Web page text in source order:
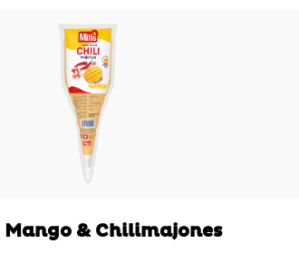
& Chilimajones